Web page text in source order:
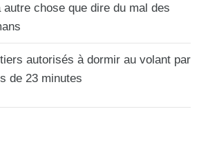
chose que dire du mal des
autorisés à dormir au volant par
de 23 minutes